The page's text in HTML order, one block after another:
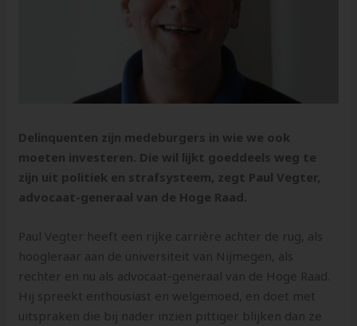
Delinquenten zijn medeburgers in wie we ook
moeten investeren. Die wil lijkt goeddeels weg te
zijn uit politiek en strafsysteem, zegt Paul Vegter,
advocaat-generaal van de Hoge Raad.
Paul Vegter heeft een rijke carrière achter de rug, als
hoogleraar aan de universiteit van Nijmegen, als
rechter en nu als advocaat-generaal van de Hoge Raad.
Hij spreekt enthousiast en welgemoed, en doet met
uitspraken die bij nader inzien pittiger blijken dan ze